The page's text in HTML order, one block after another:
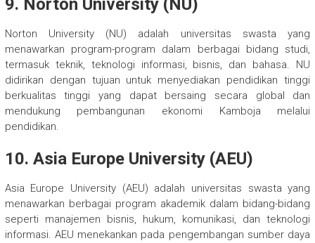
9. Norton University (NU)
Norton University (NU) adalah universitas swasta yang
menawarkan program-program dalam berbagai bidang studi,
termasuk teknik, teknologi informasi, bisnis, dan bahasa. NU
didirikan dengan tujuan untuk menyediakan pendidikan tinggi
berkualitas tinggi yang dapat bersaing secara global dan
mendukung pembangunan ekonomi Kamboja melalui
pendidikan.
10. Asia Europe University (AEU)
Asia Europe University (AEU) adalah universitas swasta yang
menawarkan berbagai program akademik dalam bidang-bidang
seperti manajemen bisnis, hukum, komunikasi, dan teknologi
informasi. AEU menekankan pada pengembangan sumber daya